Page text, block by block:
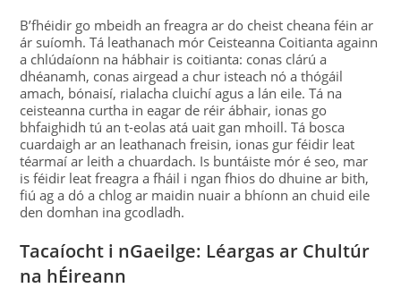
B’fhéidir go mbeidh an freagra ar do cheist cheana féin ar
ár suíomh. Tá leathanach mór Ceisteanna Coitianta againn
a chlúdaíonn na hábhair is coitianta: conas clárú a
dhéanamh, conas airgead a chur isteach nó a thógáil
amach, bónaisí, rialacha cluichí agus a lán eile. Tá na
ceisteanna curtha in eagar de réir ábhair, ionas go
bhfaighidh tú an t-eolas atá uait gan mhoill. Tá bosca
cuardaigh ar an leathanach freisin, ionas gur féidir leat
téarmaí ar leith a chuardach. Is buntáiste mór é seo, mar
is féidir leat freagra a fháil i ngan fhios do dhuine ar bith,
fiú ag a dó a chlog ar maidin nuair a bhíonn an chuid eile
den domhan ina gcodladh.
Tacaíocht i nGaeilge: Léargas ar Chultúr
na hÉireann